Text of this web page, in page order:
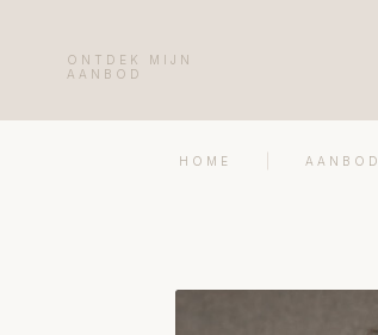
ONTDEK MIJN
AANBOD
AANBOD
HOME